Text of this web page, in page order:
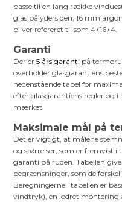
passe til en lang række
glas på ydersiden, 16 mm
bliver refereret til som 4+16+4.
Garanti
Der er5 års garanti på
overholder glasgarantiens
nedenstående tabel for
efter glasgarantiens regler og
mærket.
Maksimale mål på
Det er vigtigt, at målene
og størrelser, som er fremvist i
garanti på ruden. Tabellen
begrænsninger, som de
Beregningerne i tabellen er
vindtryk), en lodret montering